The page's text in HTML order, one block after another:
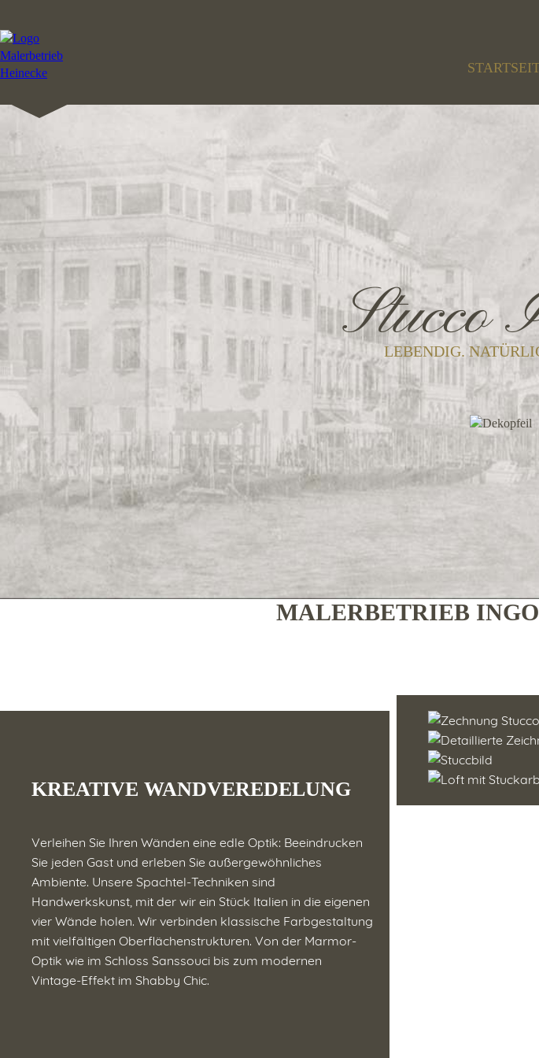
Stucco
LEBENDIG.
MALERBETRIEB
KREATIVE WANDVEREDELUNG
Verleihen Sie Ihren Wänden eine edle Optik: Beeindrucken
Sie jeden Gast und erleben Sie außergewöhnliches
Ambiente. Unsere Spachtel-Techniken sind
Handwerkskunst, mit der wir ein Stück Italien in die eigenen
vier Wände holen. Wir verbinden klassische Farbgestaltung
mit vielfältigen Oberflächenstrukturen. Von der Marmor-
Optik wie im Schloss Sanssouci bis zum modernen
Vintage-Effekt im Shabby Chic.